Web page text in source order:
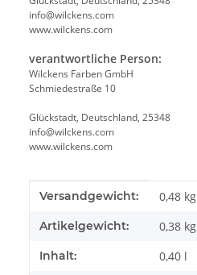
info@wilckens.com
www.wilckens.com
verantwortliche Person:
Wilckens Farben GmbH
Schmiedestraße 10
Glückstadt, Deutschland, 25348
info@wilckens.com
www.wilckens.com
Produkteigenschaft
Wert
Versandgewicht: 0,48 kg
Artikelgewicht: 0,38 kg
Inhalt: 0,40 l